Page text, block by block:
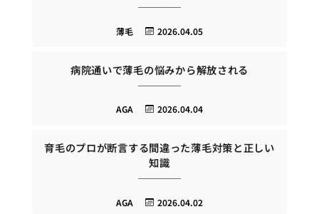
2026.04.05
薄毛
病院通いで薄毛の悩みから解放される
2026.04.04
AGA
育毛のプロが断言する間違った薄毛対策と正しい
知識
2026.04.02
AGA